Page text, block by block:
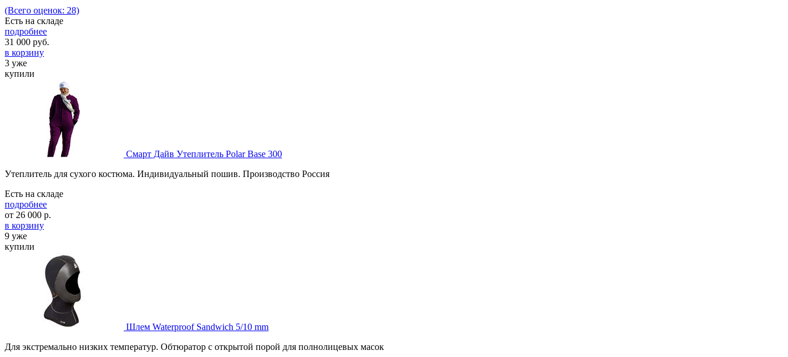
(Всего оценок: 28)
Есть на складе
подробнее
31 000 руб.
в корзину
3 уже
купили
Смарт Дайв Утеплитель Polar Base 300
Утеплитель для сухого костюма. Индивидуальный пошив. Производство Россия
Есть на складе
подробнее
от 26 000 р.
в корзину
9 уже
купили
Шлем Waterproof Sandwich 5/10 mm
Для экстремально низких температур. Обтюратор с открытой порой для полнолицевых масок